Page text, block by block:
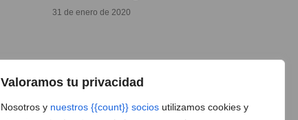
Valoramos tu privacidad
Nosotros y nuestros {{count}} socios utilizamos cookies y
31 de enero de 2020